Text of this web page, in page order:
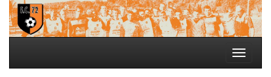
Toggle